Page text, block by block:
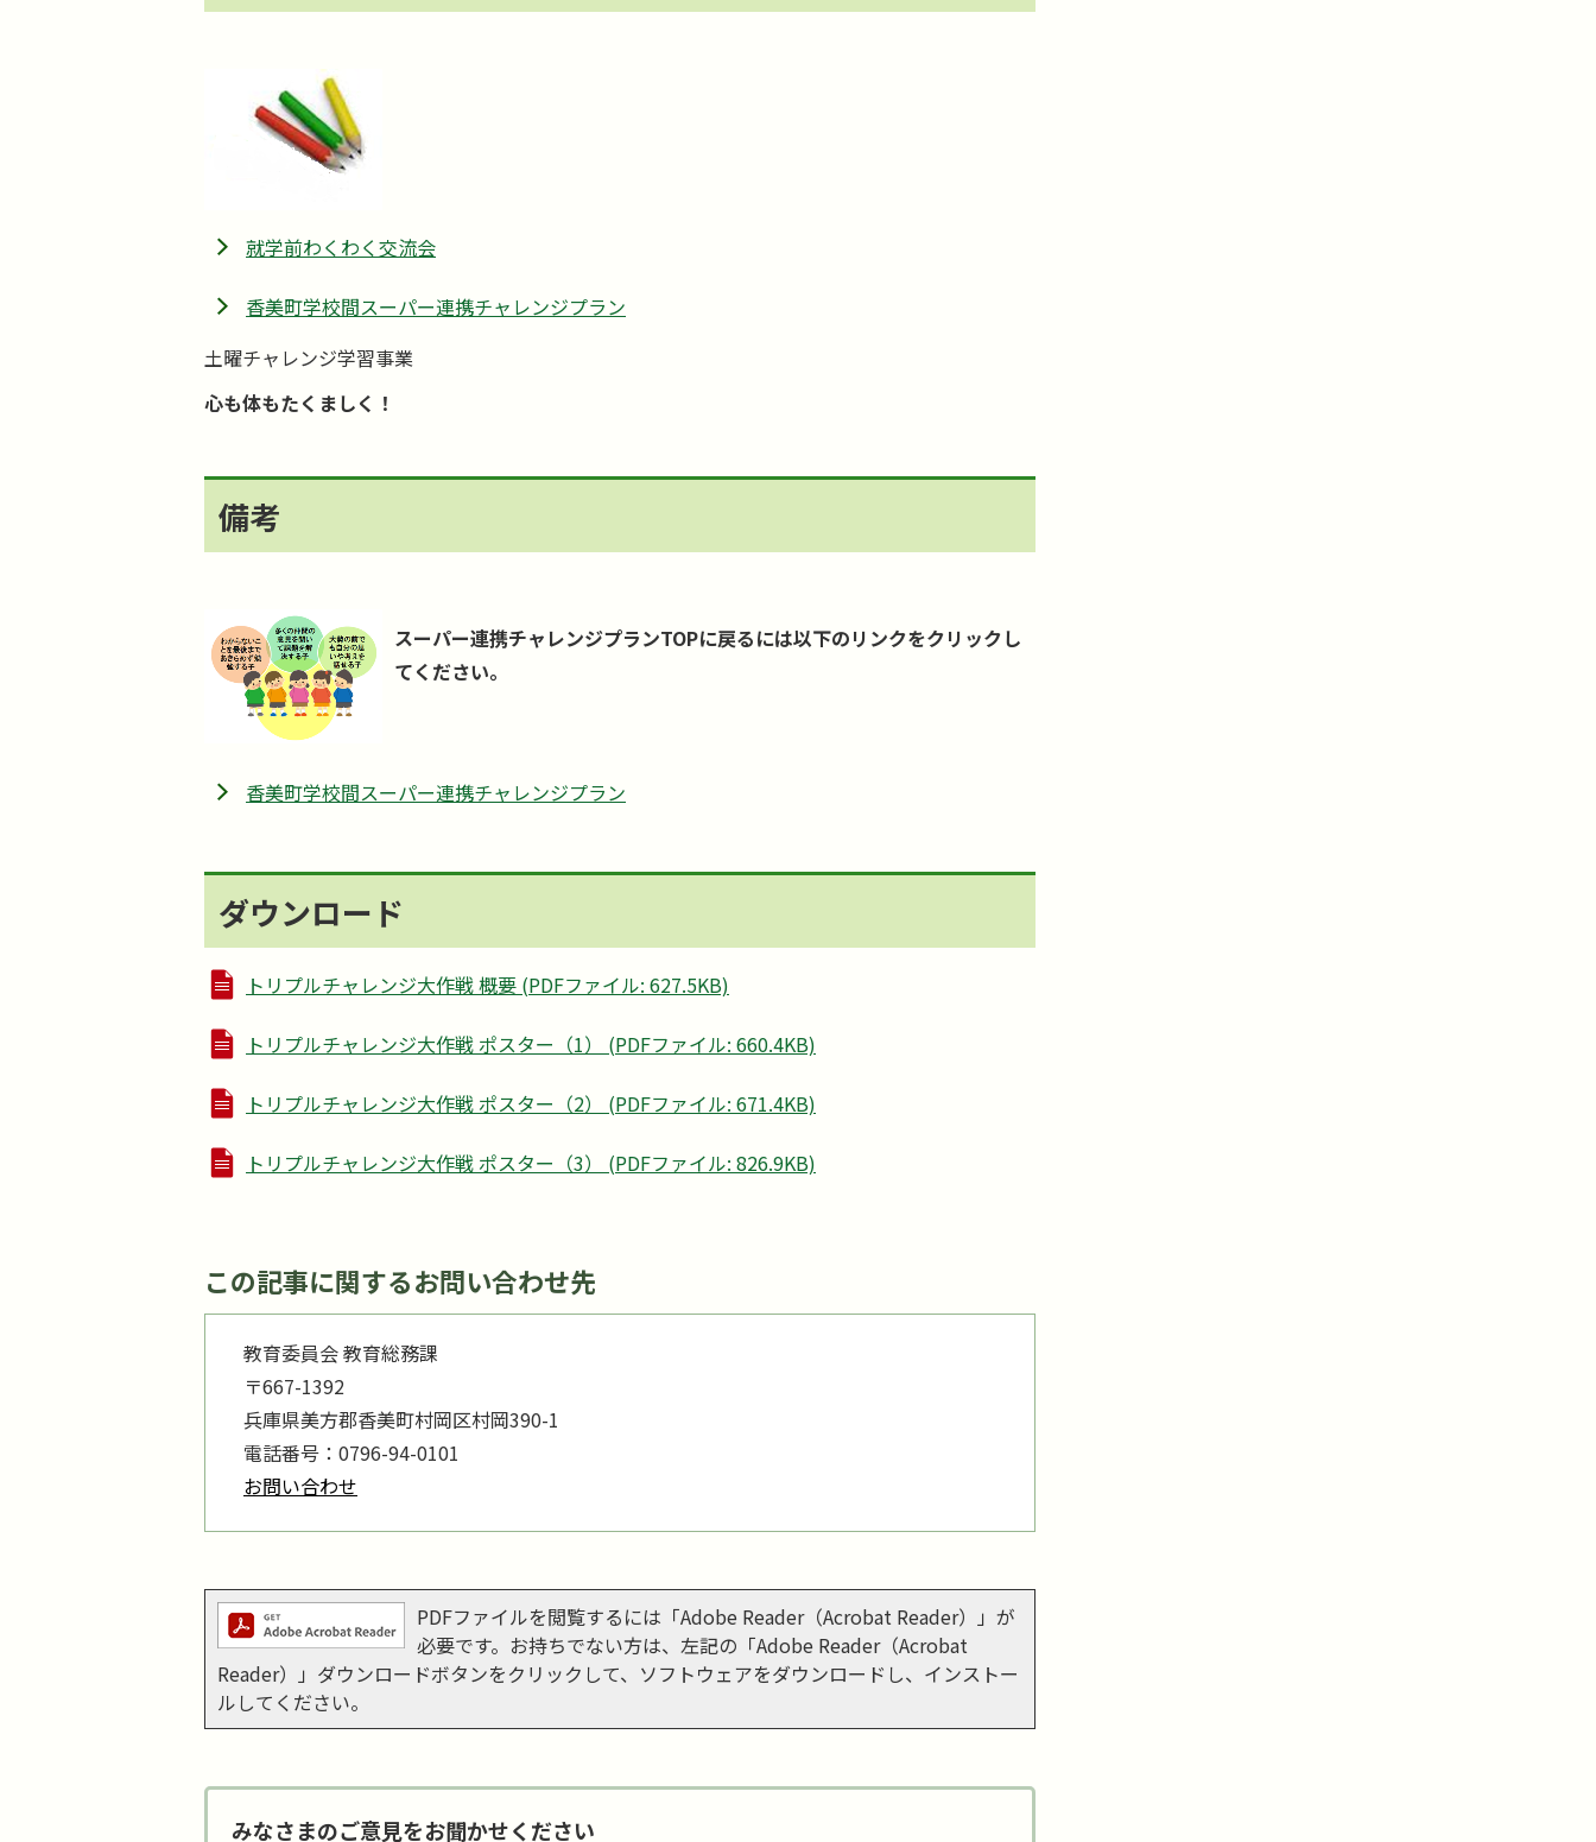
就学前わくわく交流会
香美町学校間スーパー連携チャレンジプラン
土曜チャレンジ学習事業
心も体もたくましく！
備考
スーパー連携チャレンジプランTOPに戻るには以下のリンクをクリックし
てください。
香美町学校間スーパー連携チャレンジプラン
ダウンロード
トリプルチャレンジ大作戦 概要 (PDFファイル: 627.5KB)
トリプルチャレンジ大作戦 ポスター（1） (PDFファイル: 660.4KB)
トリプルチャレンジ大作戦 ポスター（2） (PDFファイル: 671.4KB)
トリプルチャレンジ大作戦 ポスター（3） (PDFファイル: 826.9KB)
この記事に関するお問い合わせ先
教育委員会 教育総務課
〒667-1392
兵庫県美方郡香美町村岡区村岡390-1
電話番号：0796-94-0101
お問い合わせ
PDFファイルを閲覧するには「Adobe Reader（Acrobat Reader）」が
必要です。お持ちでない方は、左記の「Adobe Reader（Acrobat
Reader）」ダウンロードボタンをクリックして、ソフトウェアをダウンロードし、インストー
ルしてください。
みなさまのご意見をお聞かせください